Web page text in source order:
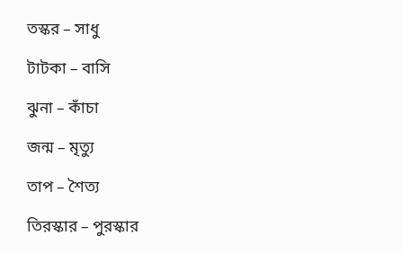
তস্কর – সাধু
টাটকা – বাসি
ঝুনা – কাঁচা
জন্ম – মৃত্যু
তাপ – শৈত্য
তিরস্কার – পুরস্কার